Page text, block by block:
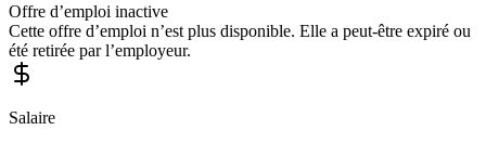
Offre d’emploi inactive
Cette offre d’emploi n’est plus disponible. Elle a peut-être expiré ou
été retirée par l’employeur.
Salaire